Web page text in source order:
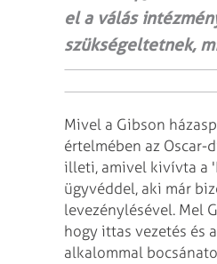
el a válás
szükségeltetnek,
Mivel a Gibson
értelmében az
illeti, amivel kivívta a
ügyvéddel, aki már
levezénylésével. Mel
hogy ittas vezetés és
alkalommal